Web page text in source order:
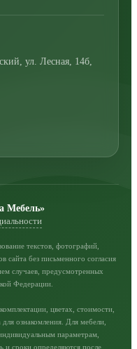
, ул. Лесная, 14б,
Мебель»
текстов, фотографий,
сайта без письменного согласия
случаев, предусмотренных
Федерации.
цветах, стоимости,
ознакомления. Для мебели,
параметрам,
и сроки определяются после